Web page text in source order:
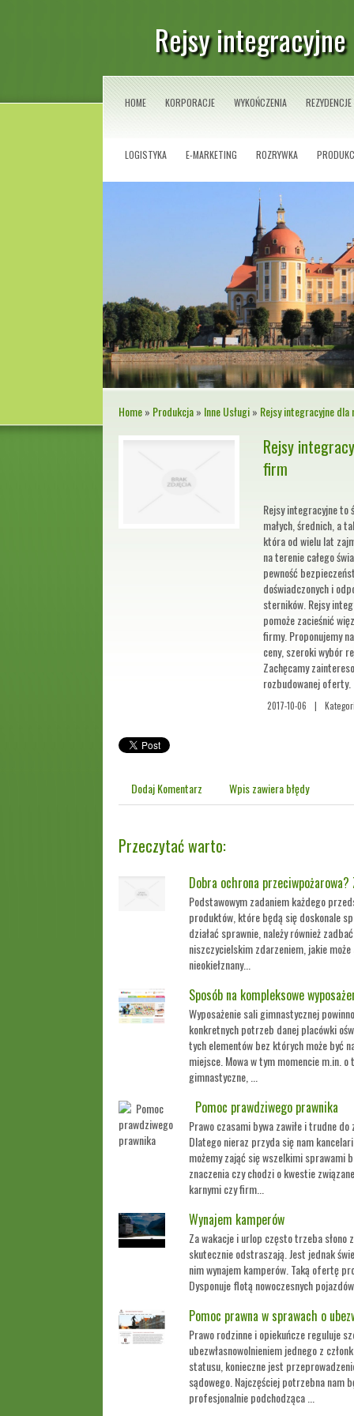
Rejsy
HOME KORPORACJE WYKOŃCZENIA REZYDENCJE
LOGISTYKA E-MARKETING ROZRYWKA
Home» Produkcja» Inne Usługi» Rejsy integracyjne
Rejsy
firm
Rejsy integracyjne to
małych, średnich, a
która od wielu lat
na terenie całego
pewność
doświadczonych i
sterników. Rejsy
pomoże zacieśnić
firmy. Proponujemy
ceny, szeroki wybór
Zachęcamy
rozbudowanej oferty.
2017-10-06 |
Dodaj Komentarz Wpis zawiera błędy
Przeczytać warto:
Dobra ochrona
Podstawowym zadaniem każdego
produktów, które będą się doskonale
działać sprawnie, należy również
niszczycielskim zdarzeniem, jakie
nieokiełznany...
Sposób na kompleksowe
Wyposażenie sali gimnastycznej
konkretnych potrzeb danej placówki
tych elementów bez których może być
miejsce. Mowa w tym momencie m.in.
gimnastyczne, ...
Pomoc prawdziwego prawnika
Prawo czasami bywa zawiłe i trudne
Dlatego nieraz przyda się nam
możemy zająć się wszelkimi sprawami
znaczenia czy chodzi o kwestie
karnymi czy firm...
Wynajem kamperów
Za wakacje i urlop często trzeba
skutecznie odstraszają. Jest jednak
nim wynajem kamperów. Taką ofertę
Dysponuje flotą nowoczesnych
Pomoc prawna w sprawach o
Prawo rodzinne i opiekuńcze reguluje
ubezwłasnowolnieniem jednego z
statusu, konieczne jest
sądowego. Najczęściej potrzebna nam
profesjonalnie podchodząca ...